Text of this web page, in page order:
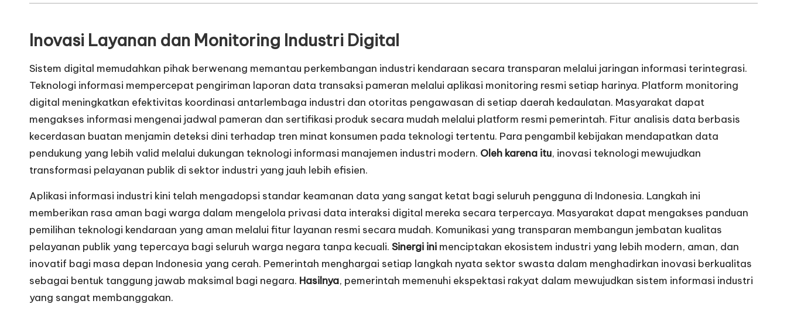
Inovasi Layanan dan Monitoring Industri Digital
Sistem digital memudahkan pihak berwenang memantau perkembangan industri kendaraan secara transparan melalui jaringan informasi terintegrasi.
Teknologi informasi mempercepat pengiriman laporan data transaksi pameran melalui aplikasi monitoring resmi setiap harinya. Platform monitoring
digital meningkatkan efektivitas koordinasi antarlembaga industri dan otoritas pengawasan di setiap daerah kedaulatan. Masyarakat dapat
mengakses informasi mengenai jadwal pameran dan sertifikasi produk secara mudah melalui platform resmi pemerintah. Fitur analisis data berbasis
kecerdasan buatan menjamin deteksi dini terhadap tren minat konsumen pada teknologi tertentu. Para pengambil kebijakan mendapatkan data
pendukung yang lebih valid melalui dukungan teknologi informasi manajemen industri modern. Oleh karena itu, inovasi teknologi mewujudkan
transformasi pelayanan publik di sektor industri yang jauh lebih efisien.
Aplikasi informasi industri kini telah mengadopsi standar keamanan data yang sangat ketat bagi seluruh pengguna di Indonesia. Langkah ini
memberikan rasa aman bagi warga dalam mengelola privasi data interaksi digital mereka secara terpercaya. Masyarakat dapat mengakses panduan
pemilihan teknologi kendaraan yang aman melalui fitur layanan resmi secara mudah. Komunikasi yang transparan membangun jembatan kualitas
pelayanan publik yang tepercaya bagi seluruh warga negara tanpa kecuali. Sinergi ini menciptakan ekosistem industri yang lebih modern, aman, dan
inovatif bagi masa depan Indonesia yang cerah. Pemerintah menghargai setiap langkah nyata sektor swasta dalam menghadirkan inovasi berkualitas
sebagai bentuk tanggung jawab maksimal bagi negara. Hasilnya, pemerintah memenuhi ekspektasi rakyat dalam mewujudkan sistem informasi industri
yang sangat membanggakan.